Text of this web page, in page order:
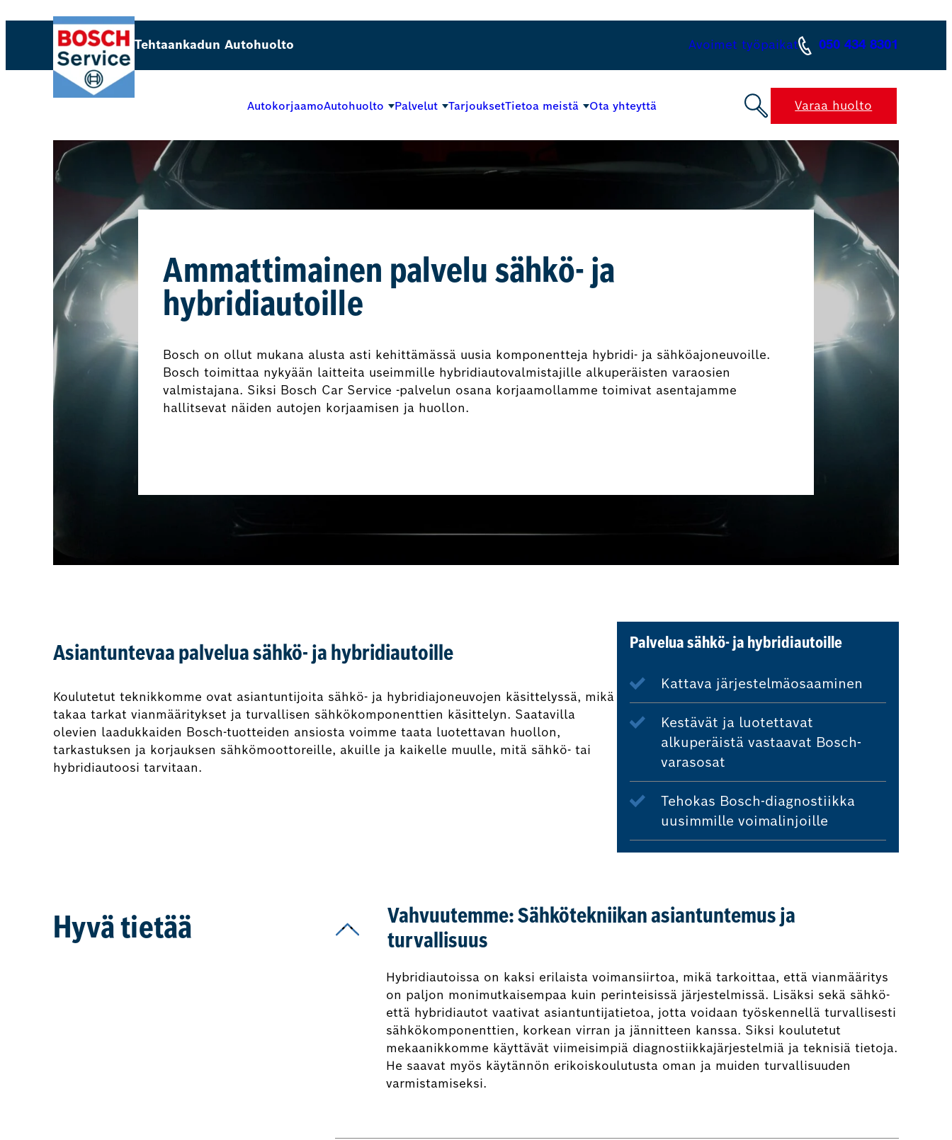
Tehtaankadun Autohuolto Avoimet työpaikat 050 434 8301
AutokorjaamoAutohuolto Palvelut TarjouksetTietoa meistä Ota yhteyttä Varaa huolto
Ammattimainen palvelu sähkö- ja
hybridiautoille
Bosch on ollut mukana alusta asti kehittämässä uusia komponentteja hybridi- ja sähköajoneuvoille.
Bosch toimittaa nykyään laitteita useimmille hybridiautovalmistajille alkuperäisten varaosien
valmistajana. Siksi Bosch Car Service -palvelun osana korjaamollamme toimivat asentajamme
hallitsevat näiden autojen korjaamisen ja huollon.
Asiantuntevaa palvelua sähkö- ja hybridiautoille
Koulutetut teknikkomme ovat asiantuntijoita sähkö- ja hybridiajoneuvojen käsittelyssä, mikä
takaa tarkat vianmääritykset ja turvallisen sähkökomponenttien käsittelyn. Saatavilla
olevien laadukkaiden Bosch-tuotteiden ansiosta voimme taata luotettavan huollon,
tarkastuksen ja korjauksen sähkömoottoreille, akuille ja kaikelle muulle, mitä sähkö- tai
hybridiautoosi tarvitaan.
Palvelua sähkö- ja hybridiautoille
Kattava järjestelmäosaaminen
Kestävät ja luotettavat
alkuperäistä vastaavat Bosch-
varasosat
Tehokas Bosch-diagnostiikka
uusimmille voimalinjoille
Hyvä tietää
Vahvuutemme: Sähkötekniikan asiantuntemus ja
turvallisuus
Hybridiautoissa on kaksi erilaista voimansiirtoa, mikä tarkoittaa, että vianmääritys
on paljon monimutkaisempaa kuin perinteisissä järjestelmissä. Lisäksi sekä sähkö-
että hybridiautot vaativat asiantuntijatietoa, jotta voidaan työskennellä turvallisesti
sähkökomponenttien, korkean virran ja jännitteen kanssa. Siksi koulutetut
mekaanikkomme käyttävät viimeisimpiä diagnostiikkajärjestelmiä ja teknisiä tietoja.
He saavat myös käytännön erikoiskoulutusta oman ja muiden turvallisuuden
varmistamiseksi.